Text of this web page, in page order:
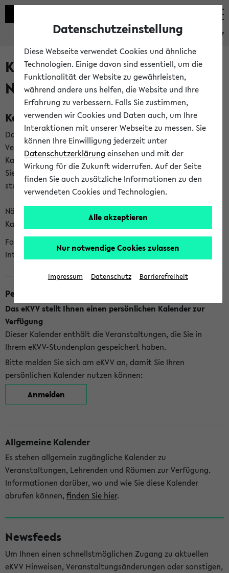
eKVV
Kalenderintegration und
Newsfeeds
Kalenderintegration
Das eKVV bietet Ihnen die Möglichkeit,
Veranstaltungstermine in eine Vielzahl von
Kalenderanwendungen einzubinden. Auf diese Weise können
Sie einen gemeinsamen Überblick über Ihre privaten und
studienbezogenen Termine erhalten.
Näheres zu Vorteilen und Funktionsweise der
Kalenderintegration können Sie auf unserer
Folgende Kalender bietet Ihnen das eKVV derzeit zur
Integration an:
Persönlicher Kalender
Das eKVV stellt Ihnen einen persönlichen Kalender zur
Verfügung
Dieser Kalender enthält die Veranstaltungen, die Sie in
Ihrem eKVV-Stundenplan gespeichert haben.
Bitte melden Sie sich am eKVV an, damit Sie Ihren
persönlichen Kalender nutzen können:
Anmelden
Allgemeine Kalender
Es stehen allgemein zugängliche Kalender zu
Veranstaltungen, Lehrenden und Räumen zur Verfügung.
Informationen darüber, wo und wie Sie diese Kalender
abrufen können, finden Sie hier.
Newsfeeds
Um Ihnen einen schnellstmöglichen Zugang zu aktuellen
eKVV Hinweisen, Veranstaltungsänderungen oder sonstigen,
Datenschutzeinstellung
Diese Webseite verwendet Cookies und ähnliche
Technologien. Einige davon sind essentiell, um die
Funktionalität der Website zu gewährleisten,
während andere uns helfen, die Website und Ihre
Erfahrung zu verbessern. Falls Sie zustimmen,
verwenden wir Cookies und Daten auch, um Ihre
Interaktionen mit unserer Webseite zu messen. Sie
können Ihre Einwilligung jederzeit unter
Datenschutzerklärung einsehen und mit der
Wirkung für die Zukunft widerrufen. Auf der Seite
finden Sie auch zusätzliche Informationen zu den
verwendeten Cookies und Technologien.
Alle akzeptieren
Nur notwendige Cookies zulassen
Impressum Datenschutz Barrierefreiheit